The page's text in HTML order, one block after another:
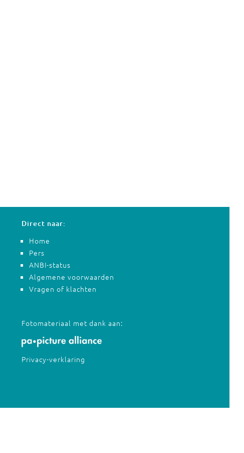
Direct naar:
Home
Pers
ANBI-status
Algemene voorwaarden
Vragen of klachten
Fotomateriaal met dank aan:
Privacy-verklaring